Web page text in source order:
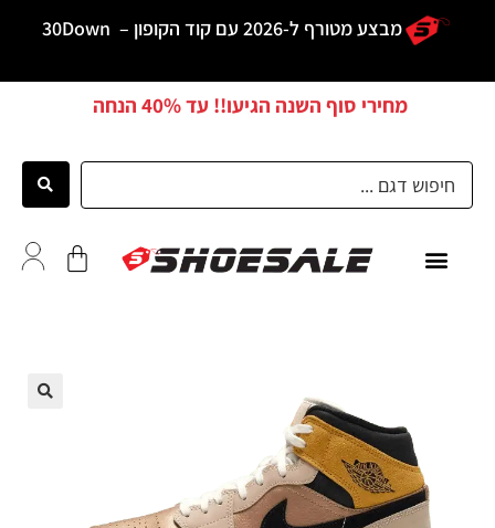
מבצע מטורף ל-2026 עם קוד הקופון – 30Down
מחירי סוף השנה הגיעו!! עד40% הנחה